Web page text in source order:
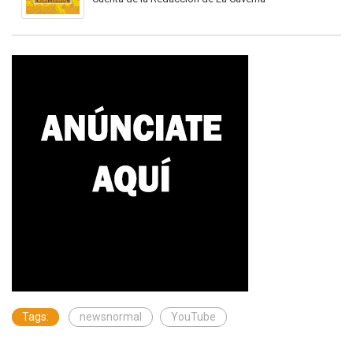
Tags: newsnormal YouTube